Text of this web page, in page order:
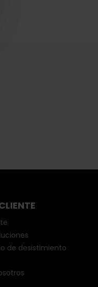
de desistimiento